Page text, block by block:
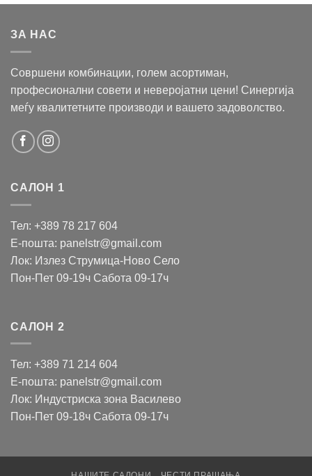
ЗА НАС
Совршени комбинации, голем асортиман,
професионални совети и неверојатни цени! Синергија
меѓу квалитетните производи и вашето задоволство.
САЛОН 1
Тел: +389 78 217 604
Е-пошта: panelstr@gmail.com
Лок: Излез Струмица-Ново Село
Пон-Пет 09-19ч Сабота 09-17ч
САЛОН 2
Тел: +389 71 214 604
Е-пошта: panelstr@gmail.com
Лок: Индустриска зона Василево
Пон-Пет 09-18ч Сабота 09-17ч